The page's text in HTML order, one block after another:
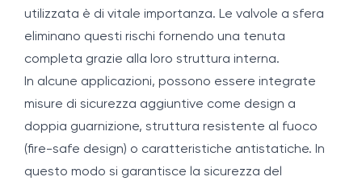
utilizzata è di vitale importanza. Le valvole a sfera
eliminano questi rischi fornendo una tenuta
completa grazie alla loro struttura interna.
In alcune applicazioni, possono essere integrate
misure di sicurezza aggiuntive come design a
doppia guarnizione, struttura resistente al fuoco
(fire-safe design) o caratteristiche antistatiche. In
questo modo si garantisce la sicurezza del